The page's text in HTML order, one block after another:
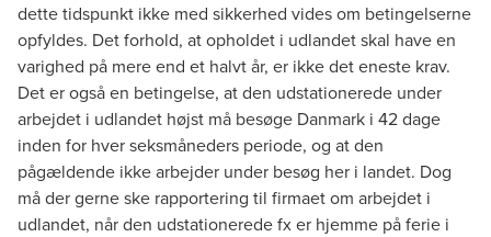
dette tidspunkt ikke med sikkerhed vides om betingelserne
opfyldes. Det forhold, at opholdet i udlandet skal have en
varighed på mere end et halvt år, er ikke det eneste krav.
Det er også en betingelse, at den udstationerede under
arbejdet i udlandet højst må besøge Danmark i 42 dage
inden for hver seksmåneders periode, og at den
pågældende ikke arbejder under besøg her i landet. Dog
må der gerne ske rapportering til firmaet om arbejdet i
udlandet, når den udstationerede fx er hjemme på ferie i